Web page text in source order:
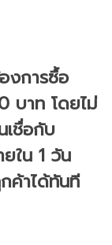
งการซื้อ
บาท โดยไม่
ชื่อกับ
ใน 1 วัน
ค้าได้ทันที